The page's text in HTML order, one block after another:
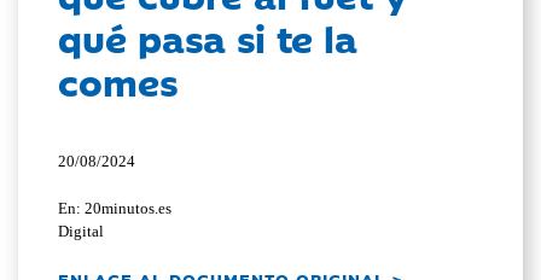
qué pasa si te la
comes
20/08/2024
En: 20minutos.es
Digital